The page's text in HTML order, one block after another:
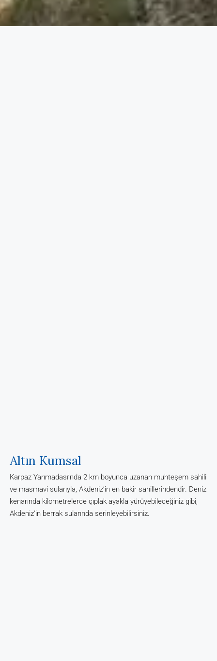
Altın Kumsal
Karpaz Yarımadası’nda 2 km boyunca uzanan muhteşem sahili
ve masmavi sularıyla, Akdeniz’in en bakir sahillerindendir. Deniz
kenarında kilometrelerce çıplak ayakla yürüyebileceğiniz gibi,
Akdeniz’in berrak sularında serinleyebilirsiniz.